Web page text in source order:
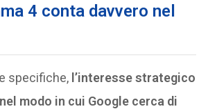
4 conta davvero nel
specifiche, l’interesse strategico
modo in cui Google cerca di